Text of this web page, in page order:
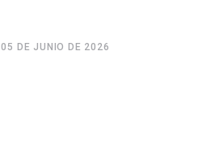
05 DE JUNIO DE 2026